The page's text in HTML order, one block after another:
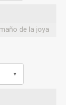
de la joya
▼